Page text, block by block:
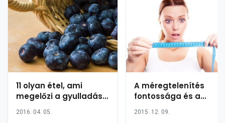
11 olyan étel, ami
megelőzi a gyulladást
azt
2016. 04. 05.
A méregtelenítés
fontossága és a
és fogyasztó
2015. 12. 09.